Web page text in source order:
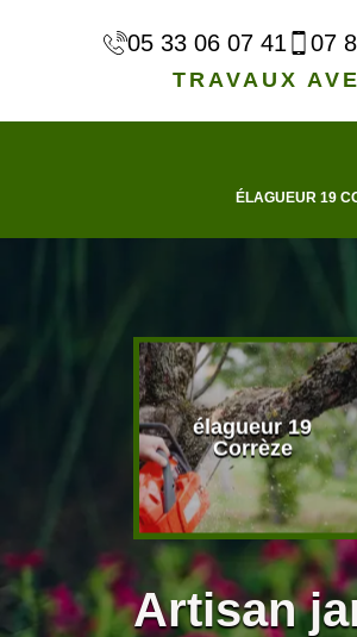
05 33 06 07 41 07
TRAVAUX
ÉLAGUEUR 19
élagueur 19
Corrèze
Artisan